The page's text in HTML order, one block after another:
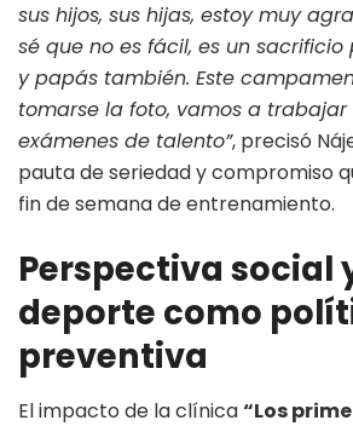
sus hijos, sus hijas, estoy muy
sé que no es fácil, es un
y papás también. Este
tomarse la foto, vamos a
exámenes de talento”, precisó
pauta de seriedad y compromiso
fin de semana de entrenamiento.
Perspectiva social
deporte como
preventiva
El impacto de la clínica“Los